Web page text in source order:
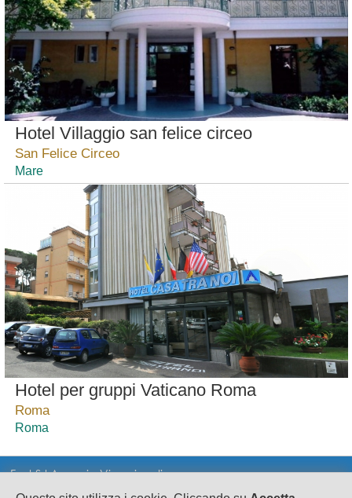
Hotel Villaggio san felice circeo
San Felice Circeo
Mare
Hotel per gruppi Vaticano Roma
Roma
Roma
Fast Srl Agenzia Viaggi on line